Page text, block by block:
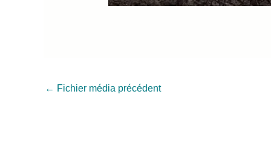
← Fichier média précédent